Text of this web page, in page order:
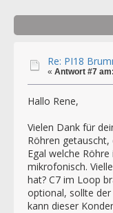
Re: PI18
« Antwort #7 am:
Hallo Rene,
Vielen Dank für
Röhren
Egal welche
mikrofonisch.
hat? C7 im Loop
optional, sollte der
kann dieser